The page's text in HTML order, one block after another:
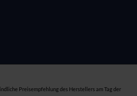
Preisempfehlung des Herstellers am Tag der